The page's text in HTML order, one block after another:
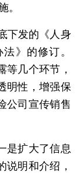
。
发的《人身
》的修订。
等几个环节，
明性，增强保
公司宣传销售
扩大了信息
说明和介绍，